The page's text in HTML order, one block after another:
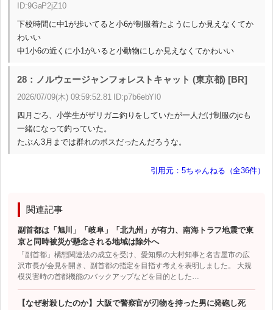
ID:9GaP2jZ10
下校時間に中1が歩いてると小6が制服着たようにしか見えなくてか
わいい
中1小6の近くに小1がいると小動物にしか見えなくてかわいい
28：ノルウェージャンフォレストキャット (東京都) [BR]
2026/07/09(木) 09:59:52.81 ID:p7b6ebYI0
四月ごろ、小学生がザリガニ釣りをしていたが一人だけ制服のjcも
一緒になって釣っていた。
たぶん3月までは群れのボスだったんだろうな。
引用元：5ちゃんねる（全36件）
関連記事
副首都は「旭川」「岐阜」「北九州」が有力、南海トラフ地震で東
京と同時被災が懸念される地域は除外へ
「副首都」構想関連法の成立を受け、愛知県の大村知事と名古屋市の広
沢市長が会見を開き、副首都の指定を目指す考えを表明しました。 大規
模災害時の首都機能のバックアップなどを目的とした…
【なぜ射殺したのか】大阪で警察官が刃物を持った男に発砲し死